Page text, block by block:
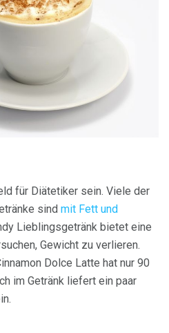
für Diätetiker sein. Viele der
sind mit Fett und
Lieblingsgetränk bietet eine
Gewicht zu verlieren.
Dolce Latte hat nur 90
im Getränk liefert ein paar